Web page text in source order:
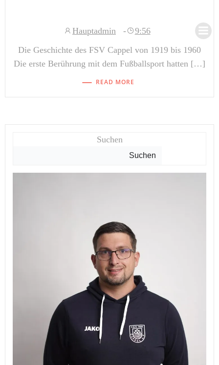
springen
Hauptadmin -
9:56
Die Geschichte des FSV Cappel von 1919 bis 1960
Die erste Berührung mit dem Fußballsport hatten […]
READ MORE
Suchen
Suchen